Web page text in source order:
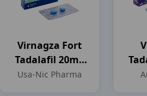
Virnagza Fort
Tadalafil 20mg
H4vn Usa-Nic
Usa-Nic Pharma